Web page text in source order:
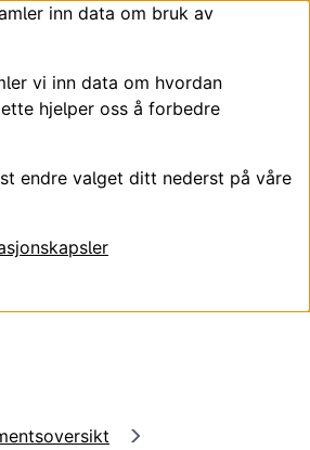
inn data om bruk av
vi inn data om hvordan
hjelper oss å forbedre
endre valget ditt nederst på våre